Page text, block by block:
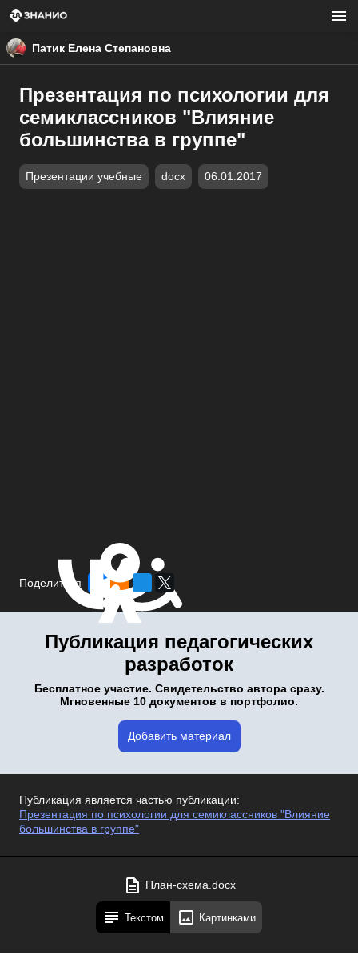
Патик Елена Степановна
Презентация по психологии для
семиклассников "Влияние
большинства в группе"
Презентации учебные docx 06.01.2017
Поделиться
Публикация педагогических
разработок
Бесплатное участие. Свидетельство автора сразу.
Мгновенные 10 документов в портфолио.
Добавить материал
Публикация является частью публикации:
Презентация по психологии для семиклассников "Влияние
большинства в группе"
План-схема.docx
Текстом Картинками